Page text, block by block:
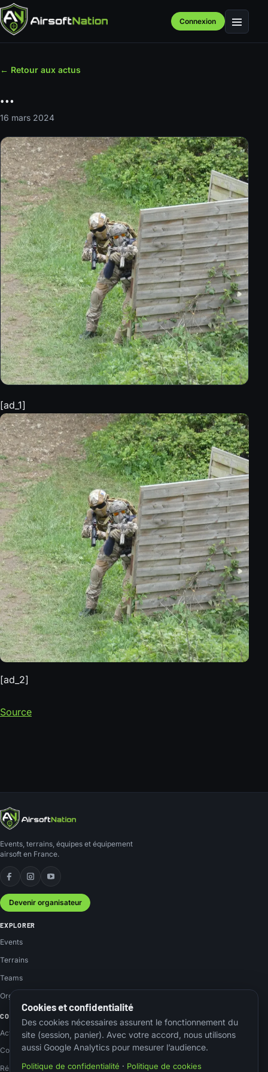
Connexion Menu
← Retour aux actus
…
16 mars 2024
[ad_1]
[ad_2]
Source
Events, terrains, équipes et équipement
airsoft en France.
Facebook
Instagram
YouTube
Devenir organisateur
EXPLORER
Events
Terrains
Teams
Organisateurs
COMMUNAUTÉ
Actus
Contact
Réseaux sociaux
Cookies et confidentialité
Des cookies nécessaires assurent le fonctionnement du
site (session, panier). Avec votre accord, nous utilisons
aussi Google Analytics pour mesurer l’audience.
Politique de confidentialité · Politique de cookies